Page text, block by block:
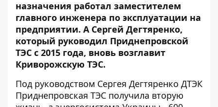
назначения работал заместителем
главного инженера по эксплуатации на
предприятии. А Сергей Дегтяренко,
который руководил Приднепровской
ТЭС с 2015 года, вновь возглавит
Криворожскую ТЭС.
Под руководством Сергея Дегтяренко ДТЭК
Приднепровская ТЭС получила вторую